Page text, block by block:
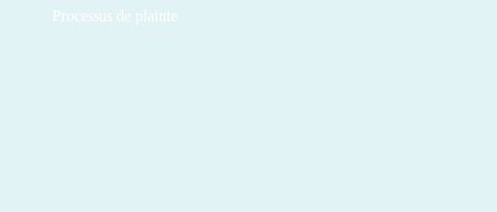
Processus de plainte